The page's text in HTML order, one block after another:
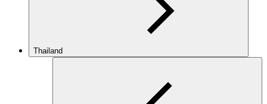
Thailand